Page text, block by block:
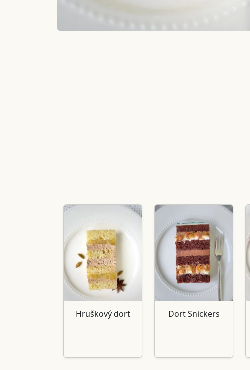
Hruškový dort Dort Snickers